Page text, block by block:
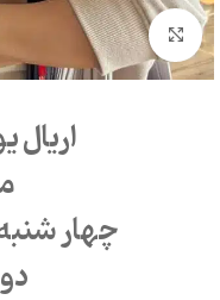
بزرگنمایی تصویر
اریال
چهار